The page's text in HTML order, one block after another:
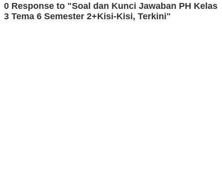
0 Response to "Soal dan Kunci Jawaban PH Kelas
3 Tema 6 Semester 2+Kisi-Kisi, Terkini"